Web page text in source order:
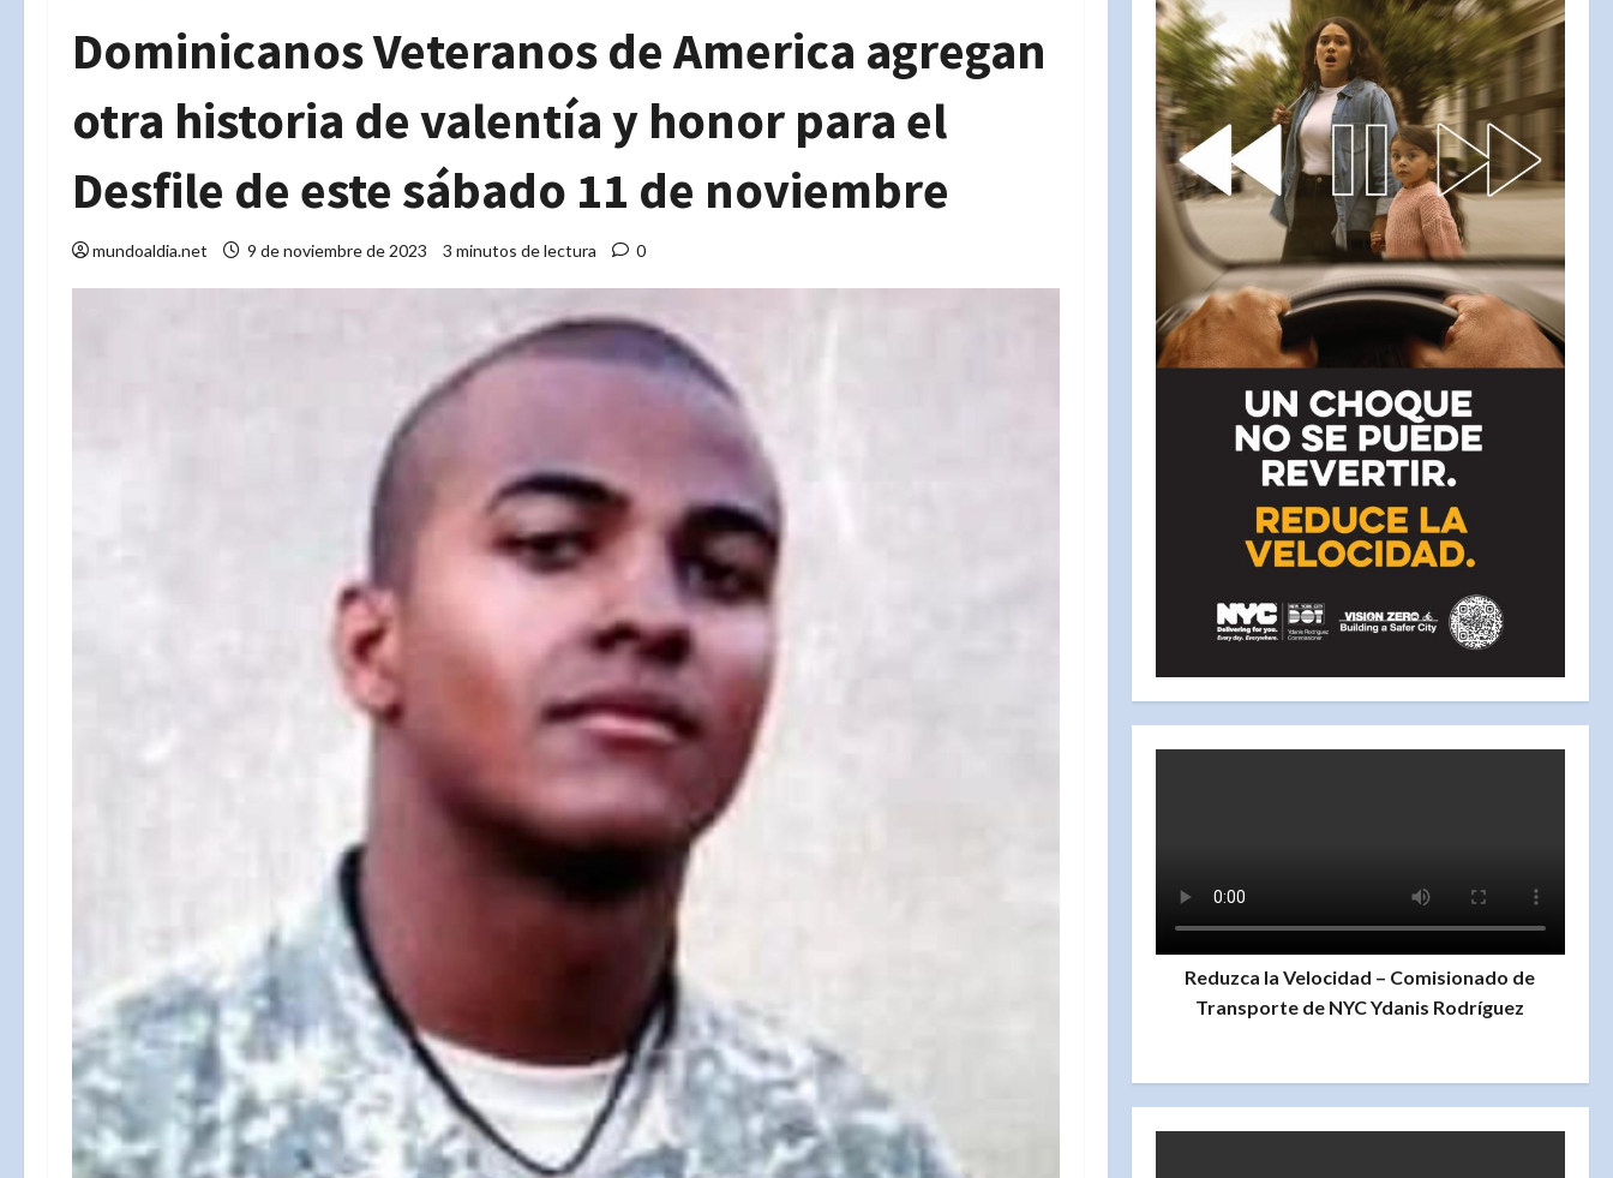
Dominicanos Veteranos de America agregan
otra historia de valentía y honor para el
Desfile de este sábado 11 de noviembre
mundoaldia.net 9 de noviembre de 2023 3 minutos de lectura 0
Reduzca la Velocidad – Comisionado de
Transporte de NYC Ydanis Rodríguez